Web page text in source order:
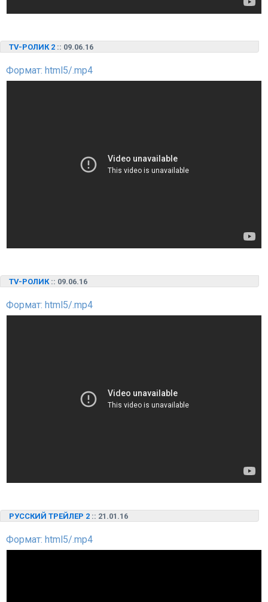
TV-РОЛИК 2 :: 09.06.16
Формат: html5/.mp4
TV-РОЛИК :: 09.06.16
Формат: html5/.mp4
РУССКИЙ ТРЕЙЛЕР 2 :: 21.01.16
Формат: html5/.mp4